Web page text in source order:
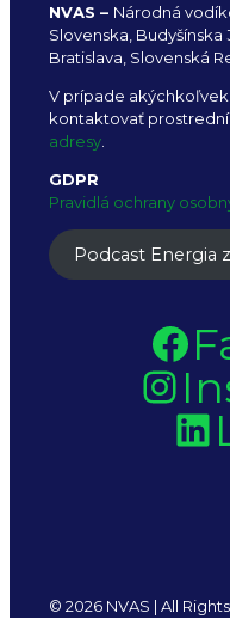
NVAS – Národná
Slovenska, Budyšínska
Bratislava, Slovenská
V prípade
kontaktovať
adresy
GDPR
Pravidlá ochrany
Podcast Energia
© 2026 NVAS | All